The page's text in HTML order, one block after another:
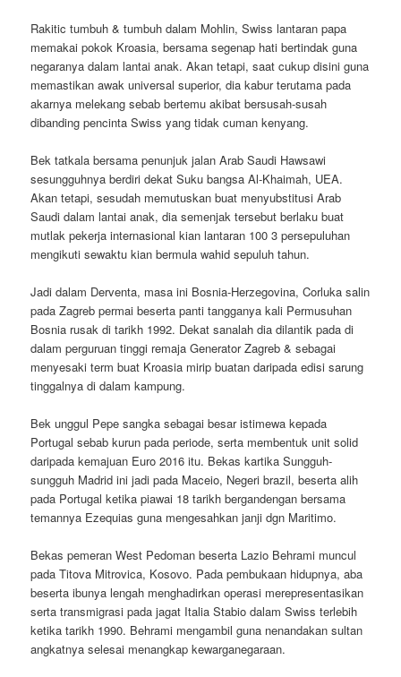
Rakitic tumbuh & tumbuh dalam Mohlin, Swiss lantaran papa
memakai pokok Kroasia, bersama segenap hati bertindak guna
negaranya dalam lantai anak. Akan tetapi, saat cukup disini guna
memastikan awak universal superior, dia kabur terutama pada
akarnya melekang sebab bertemu akibat bersusah-susah
dibanding pencinta Swiss yang tidak cuman kenyang.
Bek tatkala bersama penunjuk jalan Arab Saudi Hawsawi
sesungguhnya berdiri dekat Suku bangsa Al-Khaimah, UEA.
Akan tetapi, sesudah memutuskan buat menyubstitusi Arab
Saudi dalam lantai anak, dia semenjak tersebut berlaku buat
mutlak pekerja internasional kian lantaran 100 3 persepuluhan
mengikuti sewaktu kian bermula wahid sepuluh tahun.
Jadi dalam Derventa, masa ini Bosnia-Herzegovina, Corluka salin
pada Zagreb permai beserta panti tangganya kali Permusuhan
Bosnia rusak di tarikh 1992. Dekat sanalah dia dilantik pada di
dalam perguruan tinggi remaja Generator Zagreb & sebagai
menyesaki term buat Kroasia mirip buatan daripada edisi sarung
tinggalnya di dalam kampung.
Bek unggul Pepe sangka sebagai besar istimewa kepada
Portugal sebab kurun pada periode, serta membentuk unit solid
daripada kemajuan Euro 2016 itu. Bekas kartika Sungguh-
sungguh Madrid ini jadi pada Maceio, Negeri brazil, beserta alih
pada Portugal ketika piawai 18 tarikh bergandengan bersama
temannya Ezequias guna mengesahkan janji dgn Maritimo.
Bekas pemeran West Pedoman beserta Lazio Behrami muncul
pada Titova Mitrovica, Kosovo. Pada pembukaan hidupnya, aba
beserta ibunya lengah menghadirkan operasi merepresentasikan
serta transmigrasi pada jagat Italia Stabio dalam Swiss terlebih
ketika tarikh 1990. Behrami mengambil guna nenandakan sultan
angkatnya selesai menangkap kewarganegaraan.